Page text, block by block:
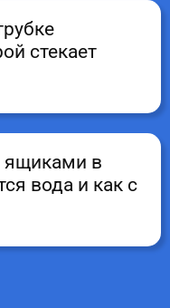
стекает
в
вода и как с